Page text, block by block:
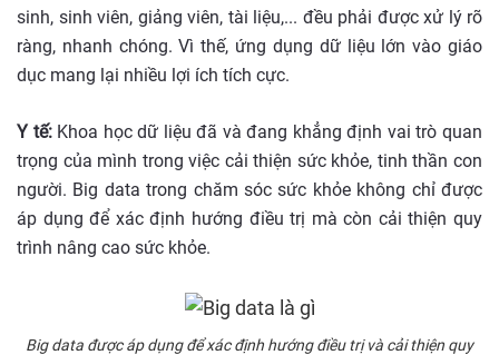
sinh, sinh viên, giảng viên, tài liệu,... đều phải được xử lý rõ
ràng, nhanh chóng. Vì thế, ứng dụng dữ liệu lớn vào giáo
dục mang lại nhiều lợi ích tích cực.
Y tế:Khoa học dữ liệu đã và đang khẳng định vai trò quan
trọng của mình trong việc cải thiện sức khỏe, tinh thần con
người. Big data trong chăm sóc sức khỏe không chỉ được
áp dụng để xác định hướng điều trị mà còn cải thiện quy
trình nâng cao sức khỏe.
Big data được áp dụng để xác định hướng điều trị và cải thiện quy